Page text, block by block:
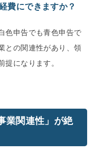
費にできますか？
色申告でも青色申告で
との関連性があり、領
提になります。
業関連性」が絶